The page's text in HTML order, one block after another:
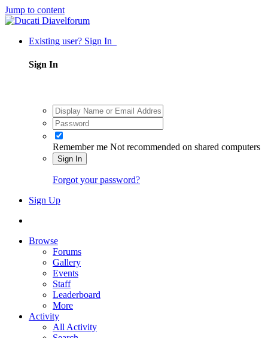
Jump to content
Existing user? Sign In
Sign In
Remember me Not recommended on shared computers
Sign In
Forgot your password?
Sign Up
Browse
Forums
Gallery
Events
Staff
Leaderboard
More
Activity
All Activity